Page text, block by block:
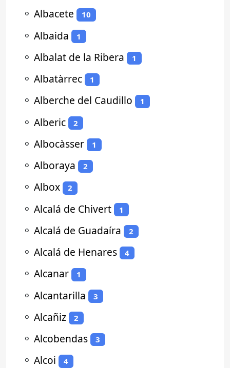
⚬ Albacete 10
⚬ Albaida 1
⚬ Albalat de la Ribera 1
⚬ Albatàrrec 1
⚬ Alberche del Caudillo 1
⚬ Alberic 2
⚬ Albocàsser 1
⚬ Alboraya 2
⚬ Albox 2
⚬ Alcalá de Chivert 1
⚬ Alcalá de Guadaíra 2
⚬ Alcalá de Henares 4
⚬ Alcanar 1
⚬ Alcantarilla 3
⚬ Alcañiz 2
⚬ Alcobendas 3
⚬ Alcoi 4